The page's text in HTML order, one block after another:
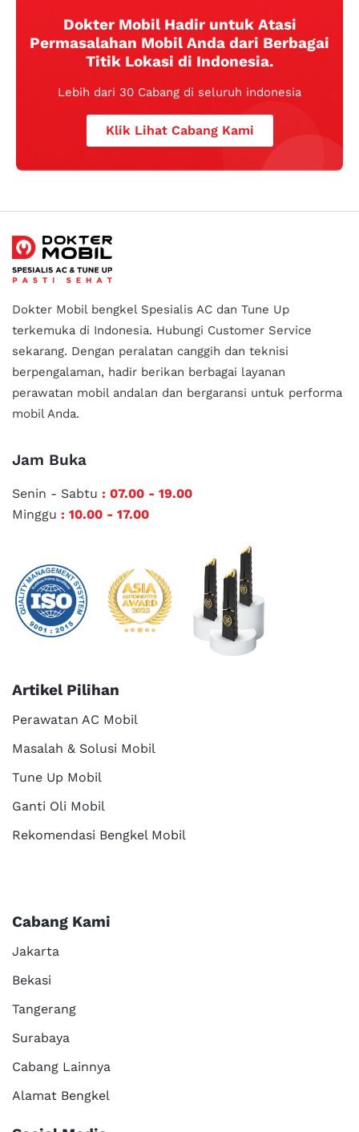
Dokter Mobil Hadir untuk Atasi
Permasalahan Mobil Anda dari Berbagai
Titik Lokasi di Indonesia.
Lebih dari 30 Cabang di seluruh indonesia
Klik Lihat Cabang Kami
Dokter Mobil bengkel Spesialis AC dan Tune Up
terkemuka di Indonesia. Hubungi Customer Service
sekarang. Dengan peralatan canggih dan teknisi
berpengalaman, hadir berikan berbagai layanan
perawatan mobil andalan dan bergaransi untuk performa
mobil Anda.
Jam Buka
Senin - Sabtu : 07.00 - 19.00
Minggu : 10.00 - 17.00
Artikel Pilihan
Perawatan AC Mobil
Masalah & Solusi Mobil
Tune Up Mobil
Ganti Oli Mobil
Rekomendasi Bengkel Mobil
Cabang Kami
Jakarta
Bekasi
Tangerang
Surabaya
Cabang Lainnya
Alamat Bengkel